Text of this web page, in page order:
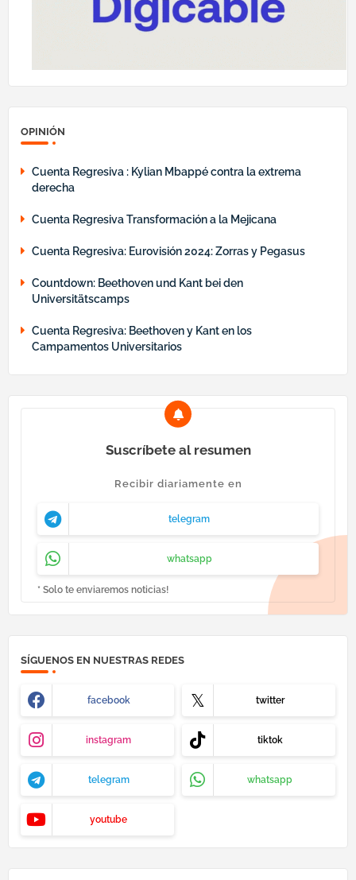
OPINIÓN
Cuenta Regresiva : Kylian Mbappé contra la extrema
derecha
Cuenta Regresiva Transformación a la Mejicana
Cuenta Regresiva: Eurovisión 2024: Zorras y Pegasus
Countdown: Beethoven und Kant bei den
Universitätscamps
Cuenta Regresiva: Beethoven y Kant en los
Campamentos Universitarios
Suscríbete al resumen
Recibir diariamente en
telegram
whatsapp
* Solo te enviaremos noticias!
SÍGUENOS EN NUESTRAS REDES
facebook twitter
instagram tiktok
telegram whatsapp
youtube